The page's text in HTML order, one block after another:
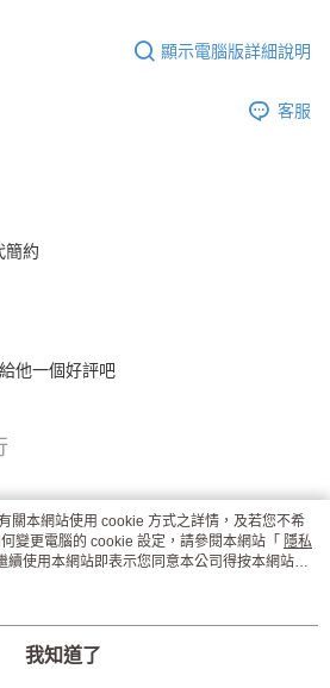
顯示電腦版詳細說明
客服
簡約
他一個好評吧
關本網站使用 cookie 方式之詳情，及若您不希
變更電腦的 cookie 設定，請參閱本網站「 隱私
續使用本網站即表示您同意本公司得按本網站使
。
我知道了